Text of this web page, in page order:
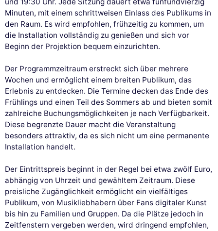
und 19:30 Uhr. Jede Sitzung dauert etwa fünfundvierzig
Minuten, mit einem schrittweisen Einlass des Publikums in
den Raum. Es wird empfohlen, frühzeitig zu kommen, um
die Installation vollständig zu genießen und sich vor
Beginn der Projektion bequem einzurichten.
Der Programmzeitraum erstreckt sich über mehrere
Wochen und ermöglicht einem breiten Publikum, das
Erlebnis zu entdecken. Die Termine decken das Ende des
Frühlings und einen Teil des Sommers ab und bieten somit
zahlreiche Buchungsmöglichkeiten je nach Verfügbarkeit.
Diese begrenzte Dauer macht die Veranstaltung
besonders attraktiv, da es sich nicht um eine permanente
Installation handelt.
Der Eintrittspreis beginnt in der Regel bei etwa zwölf Euro,
abhängig von Uhrzeit und gewähltem Zeitraum. Diese
preisliche Zugänglichkeit ermöglicht ein vielfältiges
Publikum, von Musikliebhabern über Fans digitaler Kunst
bis hin zu Familien und Gruppen. Da die Plätze jedoch in
Zeitfenstern vergeben werden, wird dringend empfohlen,